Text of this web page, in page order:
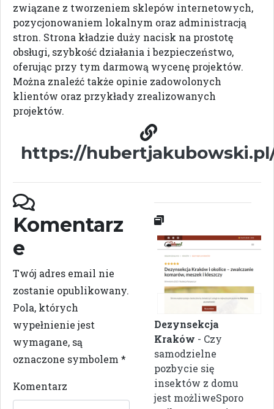
związane z tworzeniem sklepów internetowych,
pozycjonowaniem lokalnym oraz administracją
stron. Strona kładzie duży nacisk na prostotę
obsługi, szybkość działania i bezpieczeństwo,
oferując przy tym darmową wycenę projektów.
Można znaleźć także opinie zadowolonych
klientów oraz przykłady zrealizowanych
projektów.
https://
Komentarz
e
Twój adres email nie
zostanie opublikowany.
Pola, których
wypełnienie jest
wymagane, są
oznaczone symbolem *
Komentarz
Dezynsekcja
Kraków - Czy
samodzielne
pozbycie się
insektów z domu
jest możliweSporo